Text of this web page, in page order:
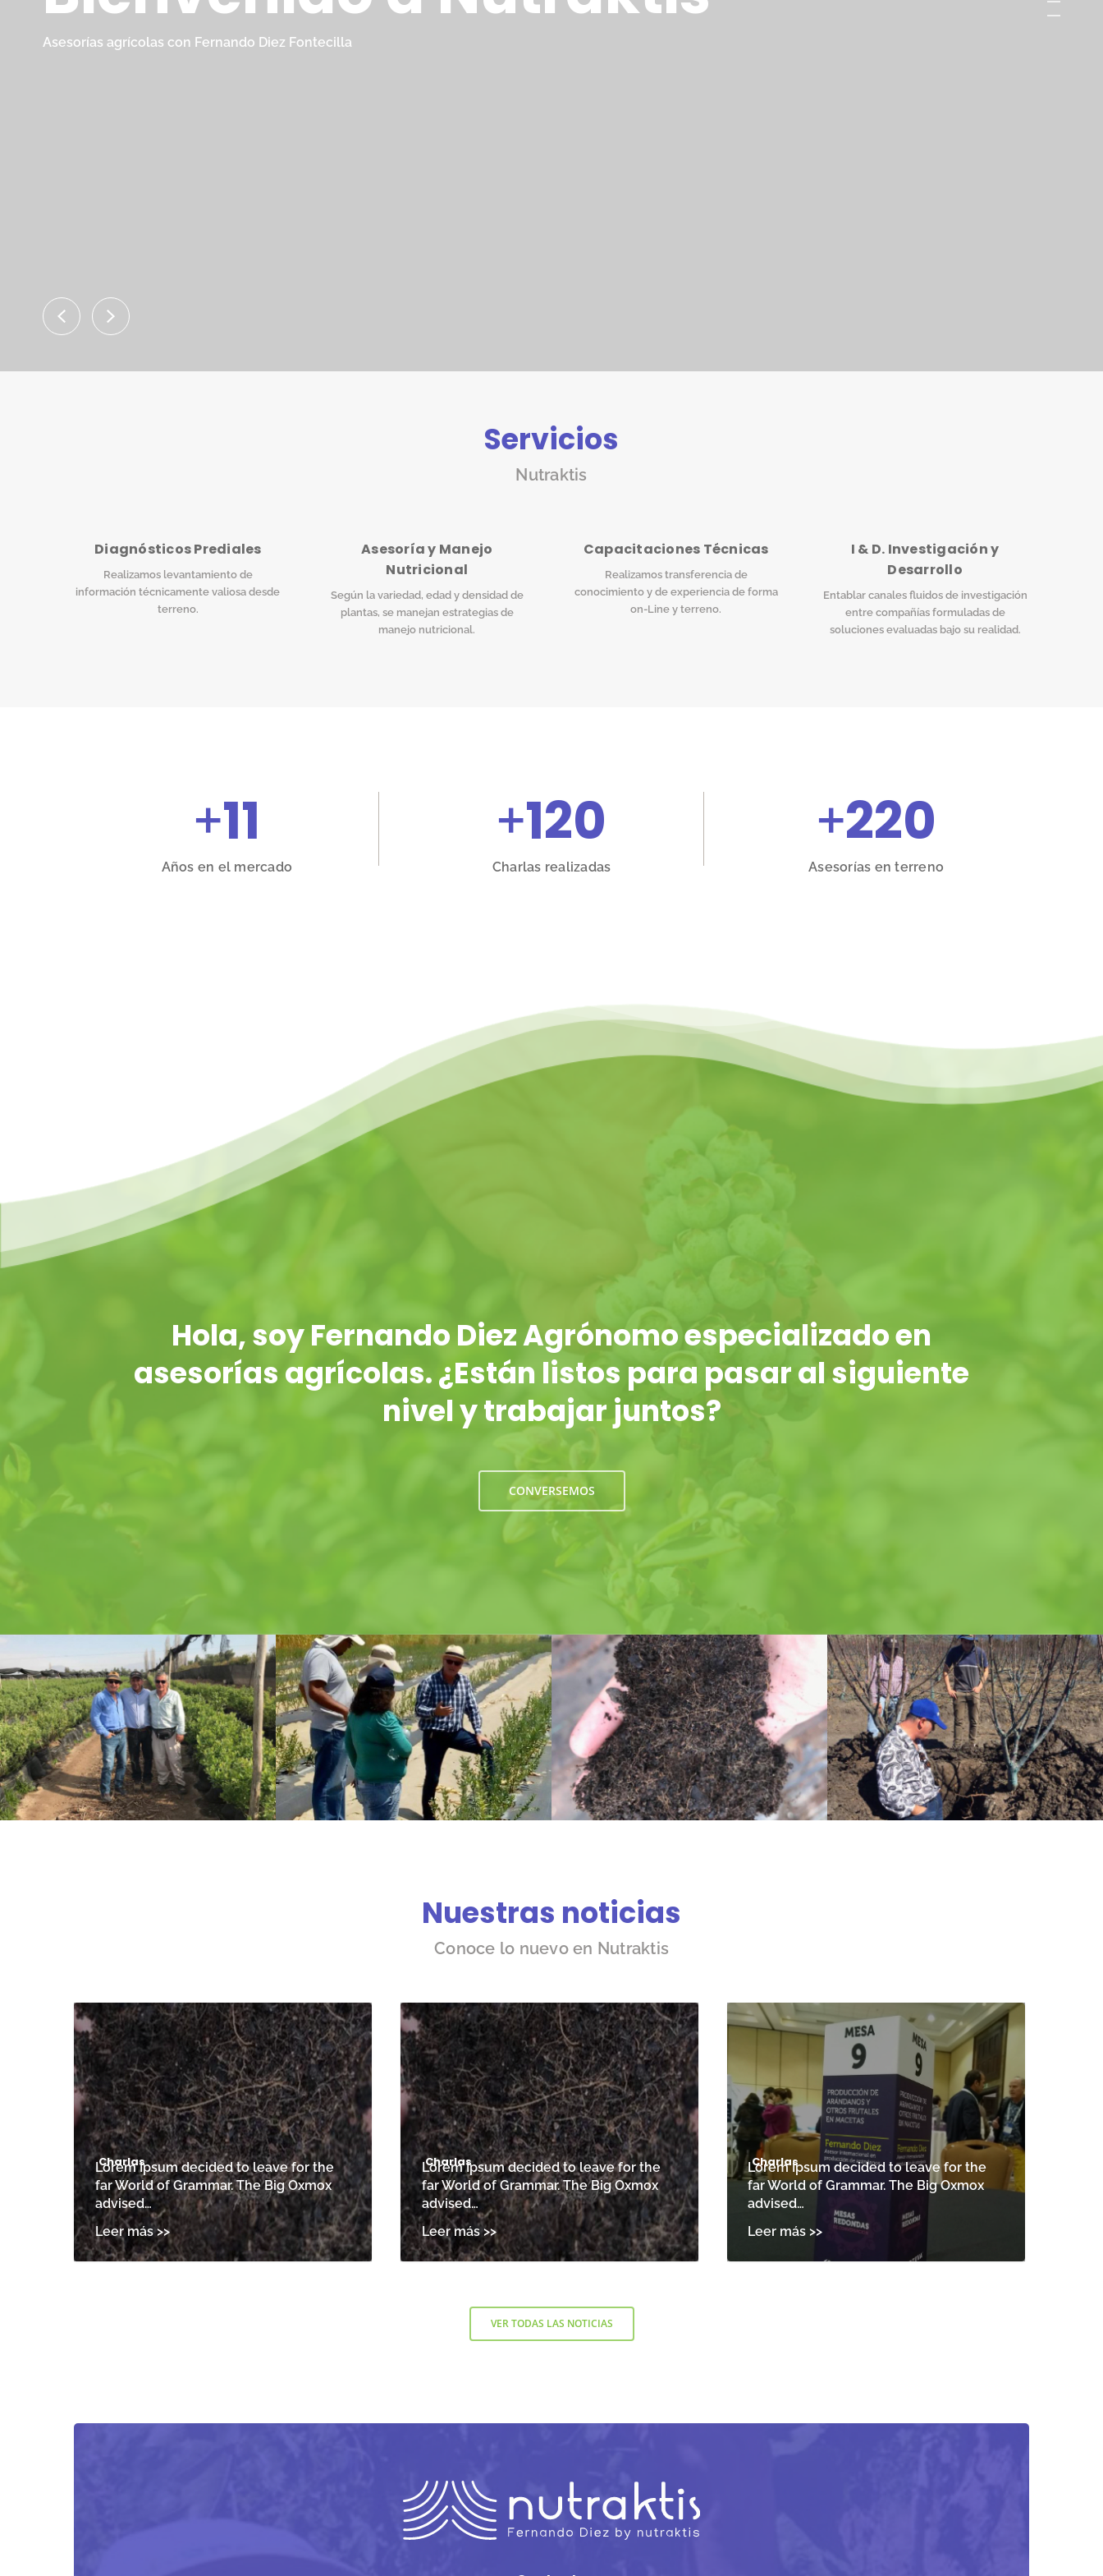
Asesorías agrícolas con Fernando Diez Fontecilla
Servicios
Nutraktis
Diagnósticos Prediales
Realizamos levantamiento de
información técnicamente valiosa desde
terreno.
Asesoría y Manejo
Nutricional
Según la variedad, edad y densidad de
plantas, se manejan estrategias de
manejo nutricional.
Capacitaciones Técnicas
Realizamos transferencia de
conocimiento y de experiencia de forma
on-Line y terreno.
I & D. Investigación y
Desarrollo
Entablar canales fluidos de investigación
entre compañías formuladas de
soluciones evaluadas bajo su realidad.
+11
Años en el mercado
+120
Charlas realizadas
+220
Asesorías en terreno
Hola, soy Fernando Diez Agrónomo especializado en
asesorías agrícolas. ¿Están listos para pasar al siguiente
nivel y trabajar juntos?
CONVERSEMOS
Nuestras noticias
Conoce lo nuevo en Nutraktis
Charlas
Lorem Ipsum decided to leave for the
far World of Grammar. The Big Oxmox
advised…
Charlas
Lorem Ipsum decided to leave for the
far World of Grammar. The Big Oxmox
advised…
Charlas
Lorem Ipsum decided to leave for the
far World of Grammar. The Big Oxmox
advised…
VER TODAS LAS NOTICIAS